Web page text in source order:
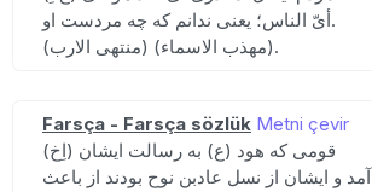
أیّ الناس؛ یعنی ندانم که چه مردست او.
(منتهی الارب) (مهذب الاسماء).
Farsça - Farsça sözlük Metni çevir
(اِخ) قومی که هود (ع) به رسالت ایشان
آمد و ایشان از نسل عادبن نوح بودند از باعث